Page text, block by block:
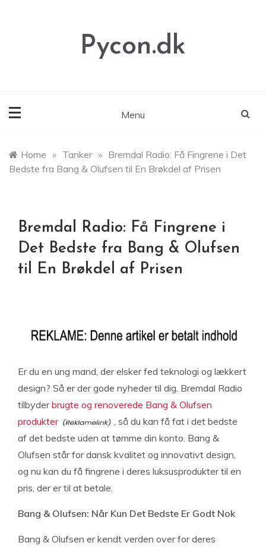
Pycon.dk
Menu
Home » Tanker » Bremdal Radio: Få Fingrene i Det
Bedste fra Bang & Olufsen til En Brøkdel af Prisen
Bremdal Radio: Få Fingrene i
Det Bedste fra Bang & Olufsen
til En Brøkdel af Prisen
Er du en ung mand, der elsker fed teknologi og lækkert
design? Så er der gode nyheder til dig. Bremdal Radio
tilbyderbrugte og renoverede Bang & Olufsen
produkter
, så du kan få fat i det bedste
af det bedste uden at tømme din konto. Bang &
Olufsen står for dansk kvalitet og innovativt design,
og nu kan du få fingrene i deres luksusprodukter til en
pris, der er til at betale.
Bang & Olufsen: Når Kun Det Bedste Er Godt Nok
Bang & Olufsen er kendt verden over for deres